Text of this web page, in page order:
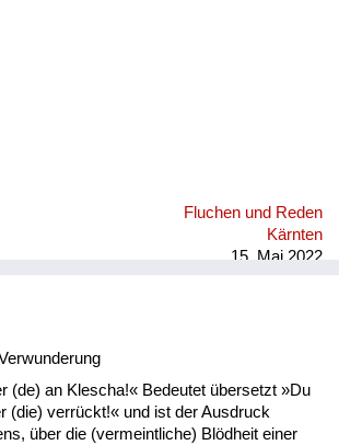
Fluchen und Reden
Kärnten
15. Mai 2022
(de) an Klescha!« Bedeutet übersetzt »Du
(die) verrückt!« und ist der Ausdruck
über die (vermeintliche) Blödheit einer